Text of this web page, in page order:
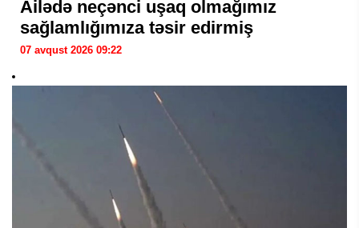
Ailədə neçənci uşaq olmağımız
sağlamlığımıza təsir edirmiş
07 avqust 2026 09:22